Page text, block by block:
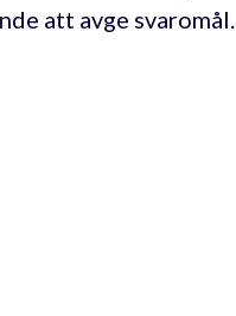
att avge svaromål.